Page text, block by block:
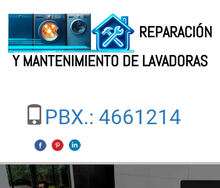
REPARACIÓN
Y MANTENIMIENTO DE LAVADORAS
PBX.: 4661214